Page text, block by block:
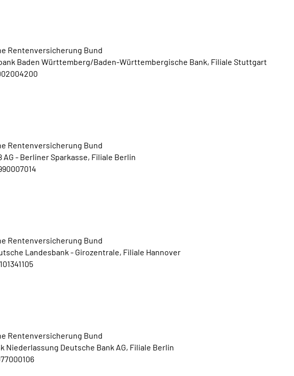
Rentenversicherung Bund
Baden Württemberg/Baden-Württembergische Bank, Filiale Stuttgart
Rentenversicherung Bund
AG - Berliner Sparkasse, Filiale Berlin
Rentenversicherung Bund
Landesbank - Girozentrale, Filiale Hannover
Rentenversicherung Bund
Niederlassung Deutsche Bank AG, Filiale Berlin